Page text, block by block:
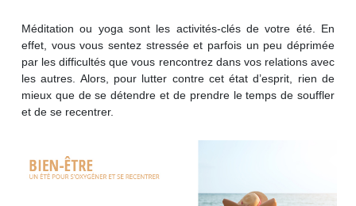
Méditation ou yoga sont les activités-clés de votre été. En
effet, vous vous sentez stressée et parfois un peu déprimée
par les difficultés que vous rencontrez dans vos relations avec
les autres. Alors, pour lutter contre cet état d’esprit, rien de
mieux que de se détendre et de prendre le temps de souffler
et de se recentrer.